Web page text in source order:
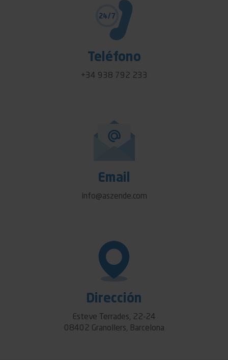
Teléfono
+34 938 792 233
Email
info@aszende.com
Dirección
Esteve Terrades, 22-24
08402 Granollers, Barcelona